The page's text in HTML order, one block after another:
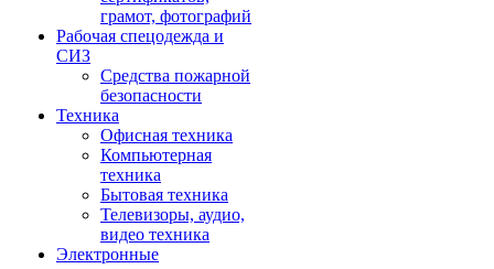
грамот, фотографий
Рабочая спецодежда и
СИЗ
Средства пожарной
безопасности
Техника
Офисная техника
Компьютерная
техника
Бытовая техника
Телевизоры, аудио,
видео техника
Электронные